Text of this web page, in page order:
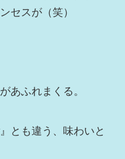
セスが（笑）
あふれまくる。
とも違う、味わいと